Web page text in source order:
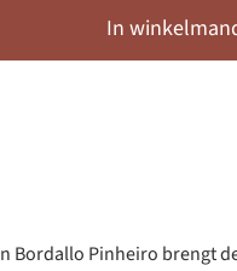
In
Bordallo Pinheiro brengt